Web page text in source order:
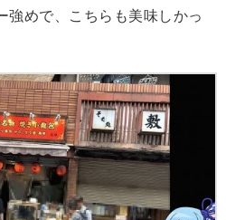
強めで、こちらも美味しかっ